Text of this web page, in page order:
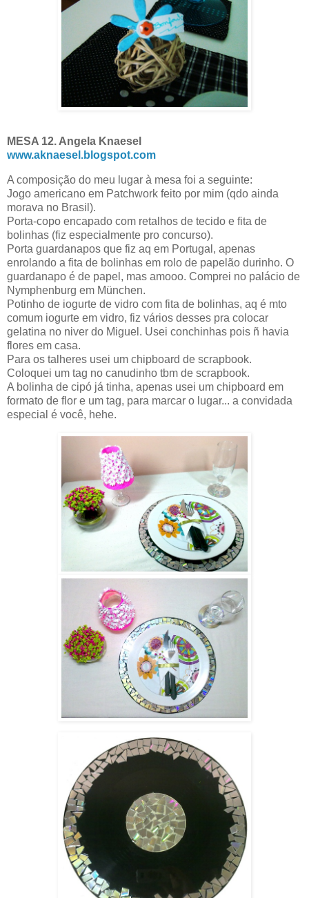
MESA 12. Angela Knaesel
www.aknaesel.blogspot.com
A composição do meu lugar à mesa foi a seguinte:
Jogo americano em Patchwork feito por mim (qdo ainda
morava no Brasil).
Porta-copo encapado com retalhos de tecido e fita de
bolinhas (fiz especialmente pro concurso).
Porta guardanapos que fiz aq em Portugal, apenas
enrolando a fita de bolinhas em rolo de papelão durinho. O
guardanapo é de papel, mas amooo. Comprei no palácio de
Nymphenburg em München.
Potinho de iogurte de vidro com fita de bolinhas, aq é mto
comum iogurte em vidro, fiz vários desses pra colocar
gelatina no niver do Miguel. Usei conchinhas pois ñ havia
flores em casa.
Para os talheres usei um chipboard de scrapbook.
Coloquei um tag no canudinho tbm de scrapbook.
A bolinha de cipó já tinha, apenas usei um chipboard em
formato de flor e um tag, para marcar o lugar... a convidada
especial é você, hehe.